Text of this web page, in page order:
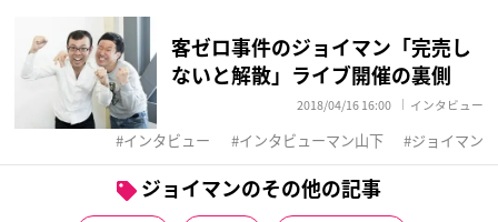
客ゼロ事件のジョイマン「完売し
ないと解散」ライブ開催の裏側
2018/04/16 16:00 インタビュー
インタビュー インタビューマン山下 ジョイマン
ジョイマンのその他の記事